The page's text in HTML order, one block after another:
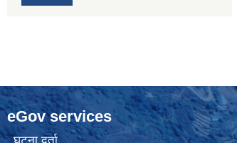
eGov services
घटना दर्ता